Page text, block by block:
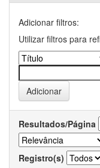
Adicionar filtros:
Utilizar filtros para
Resultados/Página
Registro(s)